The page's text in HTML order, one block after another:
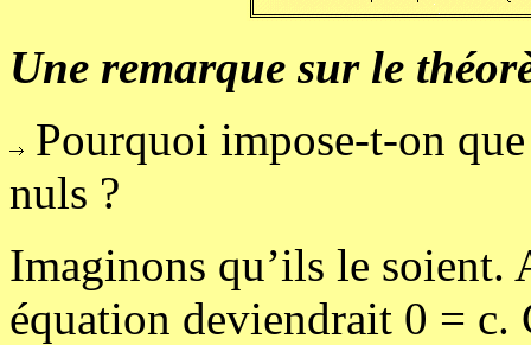
Une remarque sur le
Pourquoi impose-t-on
nuls ?
Imaginons qu’ils le soient.
équation deviendrait 0 = c.